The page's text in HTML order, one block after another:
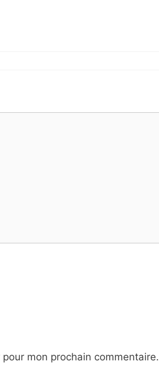
mon prochain commentaire.